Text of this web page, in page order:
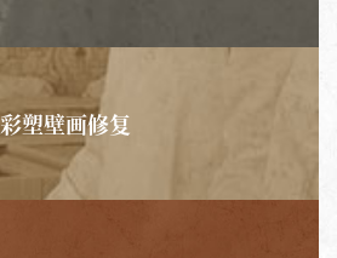
彩塑壁画修复